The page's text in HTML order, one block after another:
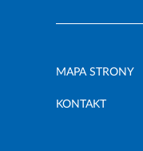
MAPA STRONY
KONTAKT